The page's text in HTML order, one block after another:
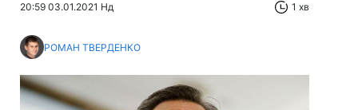
20:59 03.01.2021 Нд 1 хв
РОМАН ТВЕРДЕНКО